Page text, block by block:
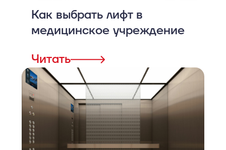
Как выбрать лифт в
медицинское учреждение
Читать